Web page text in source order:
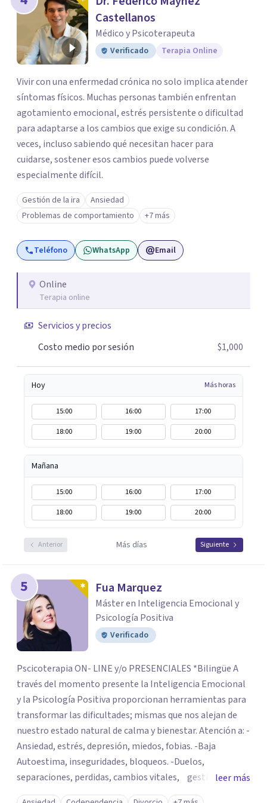
Castellanos
Médico y Psicoterapeuta
Verificado Terapia Online
Vivir con una enfermedad crónica no solo implica atender
síntomas físicos. Muchas personas también enfrentan
agotamiento emocional, estrés persistente o dificultad
para adaptarse a los cambios que exige su condición. A
veces, incluso sabiendo qué necesitan hacer para
cuidarse, sostener esos cambios puede volverse
especialmente difícil.
Gestión de la ira
Ansiedad
Problemas de comportamiento
+7 más
Teléfono WhatsApp Email
Online
Terapia online
Servicios y precios
Costo medio por sesión
$1,000
Hoy Más horas
15:00 16:00
17:00
18:00
19:00 20:00
Mañana
15:00 16:00
17:00
18:00
19:00 20:00
Anterior Más días Siguiente
5 Fua Marquez
Máster en Inteligencia Emocional y
Psicología Positiva
Verificado
Pscicoterapia ON- LINE y/o PRESENCIALES *Bilingüe A
través del momento presente la Inteligencia Emocional
y la Psicología Positiva proporcionan herramientas para
transformar las dificultades; mismas que nos alejan de
nuestro estado natural de calma y bienestar. Atención a: -
Ansiedad, estrés, depresión, miedos, fobias. -Baja
Autoestima, inseguridades, bloqueos. -Duelos,
separaciones, perdidas, cambios vitales, gestión de
emociones, tristeza, ira, soledad. Si deseas resolver una
leer más